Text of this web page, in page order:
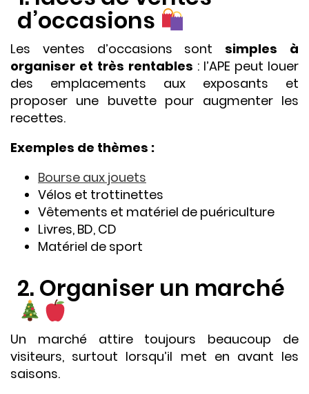
d’occasions
Les ventes d’occasions sont simples à
organiser et très rentables : l’APE peut louer
des emplacements aux exposants et
proposer une buvette pour augmenter les
recettes.
Exemples de thèmes :
Bourse aux jouets
Vélos et trottinettes
Vêtements et matériel de puériculture
Livres, BD, CD
Matériel de sport
2. Organiser un marché
Un marché attire toujours beaucoup de
visiteurs, surtout lorsqu’il met en avant les
saisons.